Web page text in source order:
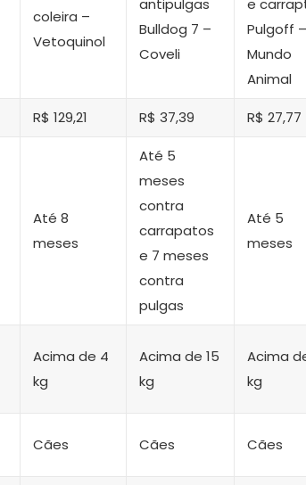
coleira –
Vetoquinol
antipulgas
Bulldog 7 –
Coveli
e
Pulgoff –
Mundo
Animal
R$ 129,21 R$ 37,39 R$ 27,77
Até 8
meses
Até 5
meses
contra
carrapatos
e 7 meses
contra
pulgas
Até 5
meses
Acima de 4
kg
Acima de 15
kg
Acima de
kg
Cães Cães Cães